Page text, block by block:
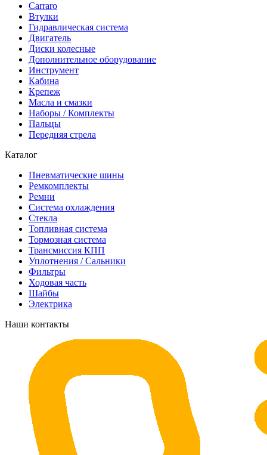
Carraro
Втулки
Гидравлическая система
Двигатель
Диски колесные
Дополнительное оборудование
Инструмент
Кабина
Крепеж
Масла и смазки
Наборы / Комплекты
Пальцы
Передняя стрела
Каталог
Пневматические шины
Ремкомплекты
Ремни
Система охлаждения
Стекла
Топливная система
Тормозная система
Трансмиссия КПП
Уплотнения / Сальники
Фильтры
Ходовая часть
Шайбы
Электрика
Наши контакты